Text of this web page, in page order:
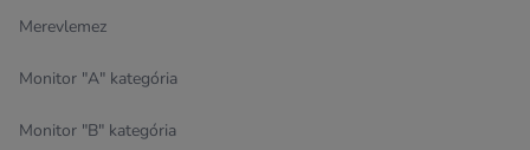
Merevlemez
Monitor "A" kategória
Monitor "B" kategória